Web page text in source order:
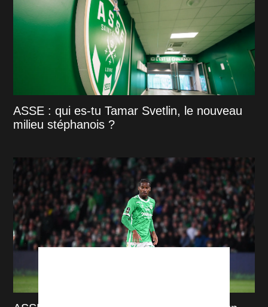
ASSE : qui es-tu Tamar Svetlin, le nouveau
milieu stéphanois ?